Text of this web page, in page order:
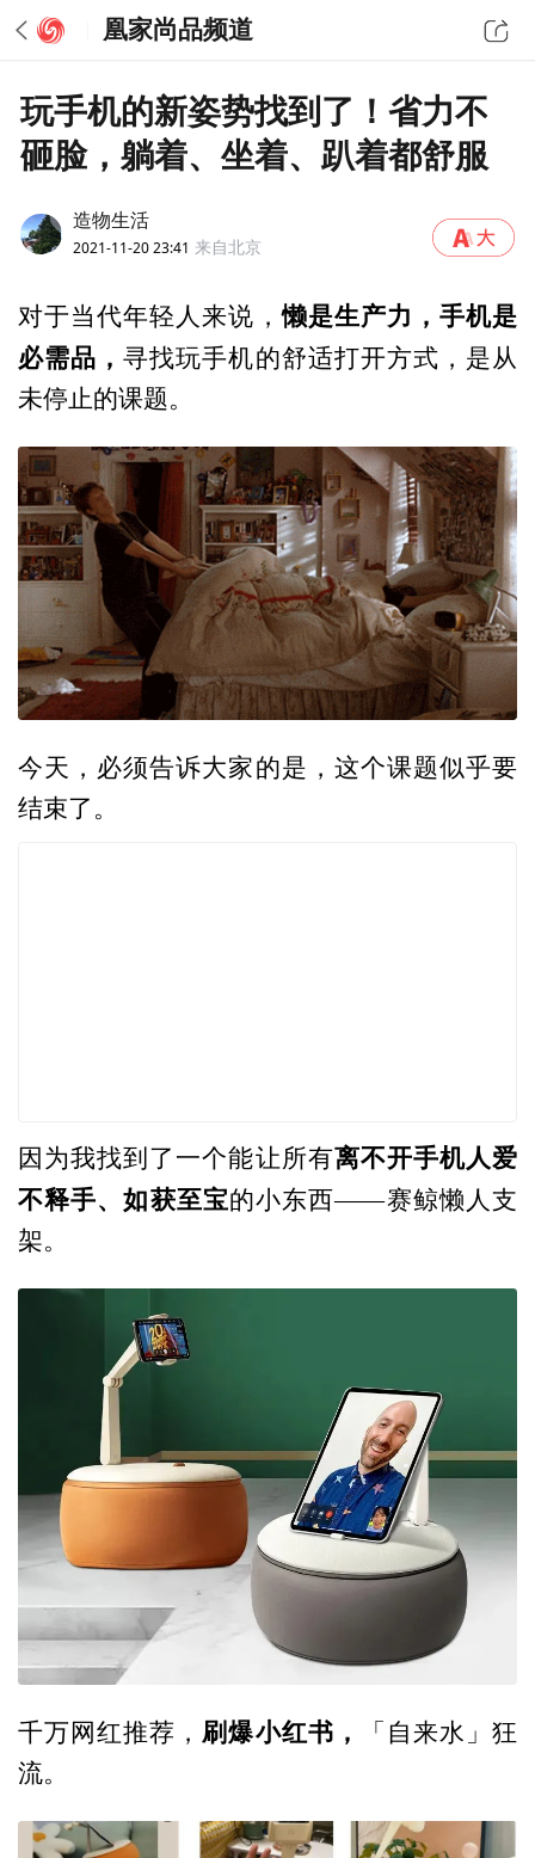
凰家尚品频道
玩手机的新姿势找到了！省力不
砸脸，躺着、坐着、趴着都舒服
造物生活
2021-11-20 23:41 来自北京
对于当代年轻人来说，懒是生产力，手机是
必需品，寻找玩手机的舒适打开方式，是从
未停止的课题。
今天，必须告诉大家的是，这个课题似乎要
结束了。
因为我找到了一个能让所有离不开手机人爱
不释手、如获至宝的小东西——赛鲸懒人支
架。
千万网红推荐， 刷爆小红书，
「自来水」狂
流。